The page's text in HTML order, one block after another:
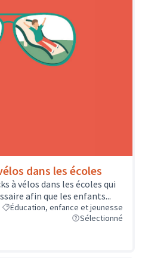
dans les écoles
à vélos dans les écoles qui
afin que les enfants...
Éducation, enfance et jeunesse
Sélectionné